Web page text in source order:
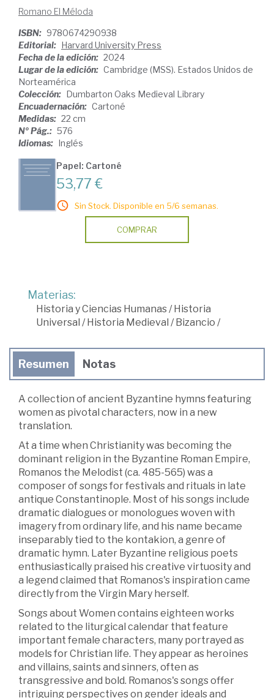
Romano El Méloda
ISBN: 9780674290938
Editorial: Harvard University Press
Fecha de la edición: 2024
Lugar de la edición: Cambridge (MSS). Estados Unidos de
Norteamérica
Colección: Dumbarton Oaks Medieval Library
Encuadernación: Cartoné
Medidas: 22 cm
Nº Pág.: 576
Idiomas: Inglés
Papel: Cartoné
53,77 €
Sin Stock. Disponible en 5/6 semanas.
COMPRAR
Materias:
Historia y Ciencias Humanas/Historia
Universal /Historia Medieval /Bizancio /
Resumen Notas
A collection of ancient Byzantine hymns featuring
women as pivotal characters, now in a new
translation.
At a time when Christianity was becoming the
dominant religion in the Byzantine Roman Empire,
Romanos the Melodist (ca. 485-565) was a
composer of songs for festivals and rituals in late
antique Constantinople. Most of his songs include
dramatic dialogues or monologues woven with
imagery from ordinary life, and his name became
inseparably tied to the kontakion, a genre of
dramatic hymn. Later Byzantine religious poets
enthusiastically praised his creative virtuosity and
a legend claimed that Romanos's inspiration came
directly from the Virgin Mary herself.
Songs about Women contains eighteen works
related to the liturgical calendar that feature
important female characters, many portrayed as
models for Christian life. They appear as heroines
and villains, saints and sinners, often as
transgressive and bold. Romanos's songs offer
intriguing perspectives on gender ideals and